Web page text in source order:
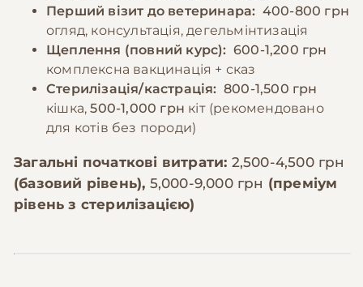
Перший візит до ветеринара: 400-800 грн
огляд, консультація, дегельмінтизація
Щеплення (повний курс): 600-1,200 грн
комплексна вакцинація + сказ
Стерилізація/кастрація: 800-1,500 грн
кішка,500-1,000 грн кіт (рекомендовано
для котів без породи)
Загальні початкові витрати: 2,500-4,500 грн
(базовий рівень), 5,000-9,000 грн (преміум
рівень з стерилізацією)